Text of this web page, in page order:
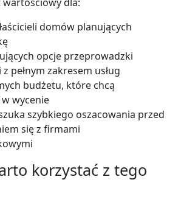
domów planujących
opcje przeprowadzki
pełnym zakresem usług
budżetu, które chcą
wycenie
szybkiego oszacowania przed
się z firmami
korzystać z tego